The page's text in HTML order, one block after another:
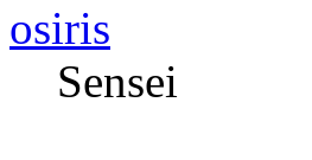
osiris
Sensei